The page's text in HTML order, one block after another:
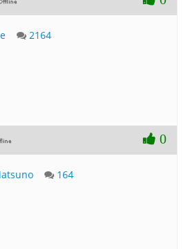
2164
0
164